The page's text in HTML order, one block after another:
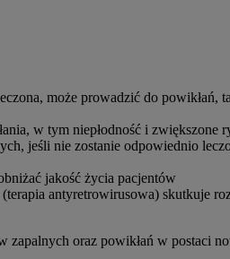
może prowadzić do powikłań,
w tym niepłodność i zwiększone
jeśli nie zostanie odpowiednio
jakość życia pacjentów
antyretrowirusowa) skutkuje
zapalnych oraz powikłań w postaci